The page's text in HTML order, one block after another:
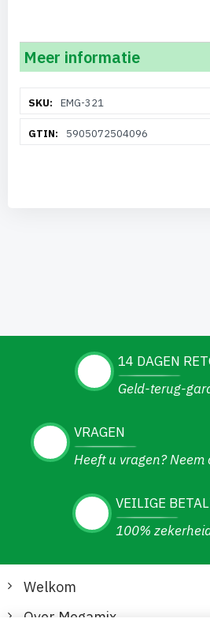
Meer informatie
informatieEMG-321
5905072504096
14 DAGEN
Geld-terug-
VRAGEN
Heeft u vragen? Neem
VEILIGE
100%
Welkom
Over Megamix